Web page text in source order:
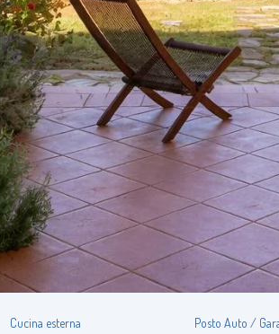
Cucina esterna Posto Auto /